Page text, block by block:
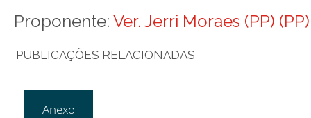
Proponente: Ver. Jerri Moraes (PP) (PP)
PUBLICAÇÕES RELACIONADAS
Anexo